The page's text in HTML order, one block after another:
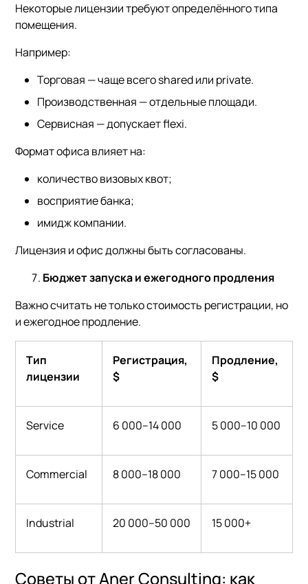
Некоторые лицензии требуют определённого типа
помещения.
Например:
Торговая — чаще всего shared или private.
Производственная — отдельные площади.
Сервисная — допускает flexi.
Формат офиса влияет на:
количество визовых квот;
восприятие банка;
имидж компании.
Лицензия и офис должны быть согласованы.
Бюджет запуска и ежегодного продления
Важно считать не только стоимость регистрации, но
и ежегодное продление.
Тип
лицензии
Регистрация,
$
Продление,
$
Service 6 000–14 000 5 000–10 000
Commercial 8 000–18 000 7 000–15 000
Industrial 20 000–50 000 15 000+
Советы от Aner Consulting: как